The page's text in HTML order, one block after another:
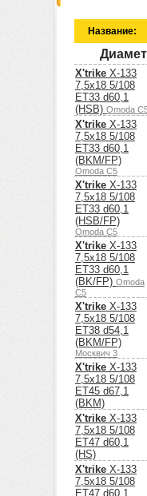
Название:
X'trikeX-133
7,5x18 5/108
ET33 d60,1
(HSB) Omoda
X'trikeX-133
7,5x18 5/108
ET33 d60,1
(BKM/FP)
Omoda C5
X'trikeX-133
7,5x18 5/108
ET33 d60,1
(HSB/FP)
Omoda C5
X'trikeX-133
7,5x18 5/108
ET33 d60,1
(BK/FP) Omoda
C5
X'trikeX-133
7,5x18 5/108
ET38 d54,1
(BKM/FP)
Москвич 3
X'trikeX-133
7,5x18 5/108
ET45 d67,1
(BKM)
X'trikeX-133
7,5x18 5/108
ET47 d60,1
(HS)
X'trikeX-133
7,5x18 5/108
ET47 d60,1